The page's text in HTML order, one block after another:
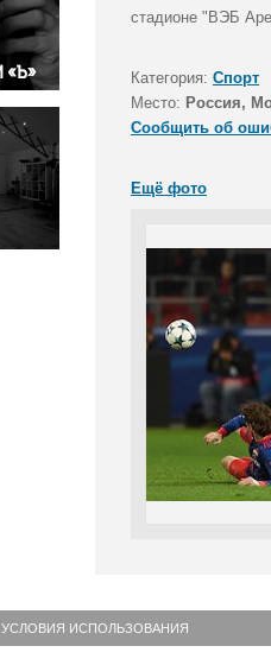
стадионе "ВЭБ
Категория: Спорт
Место: Россия,
Сообщить об
Ещё фото
УСЛОВИЯ ИСПОЛЬЗОВАНИЯ